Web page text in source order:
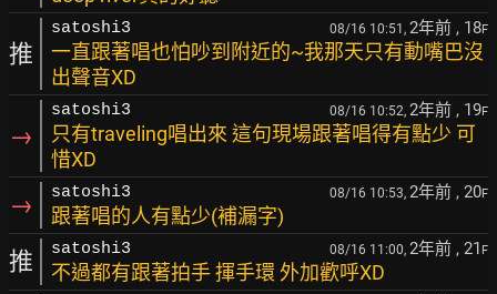
推
satoshi3 08/16 10:51, 2年前 , 18F
一直跟著唱也怕吵到附近的~我那天只有動嘴巴沒
出聲音XD
→
satoshi3 08/16 10:52, 2年前 , 19F
只有traveling唱出來 這句現場跟著唱得有點少 可
惜XD
→ satoshi3 08/16 10:53, 2年前 , 20F
跟著唱的人有點少(補漏字)
推 satoshi3 08/16 11:00, 2年前 , 21 F
不過都有跟著拍手 揮手環 外加歡呼XD